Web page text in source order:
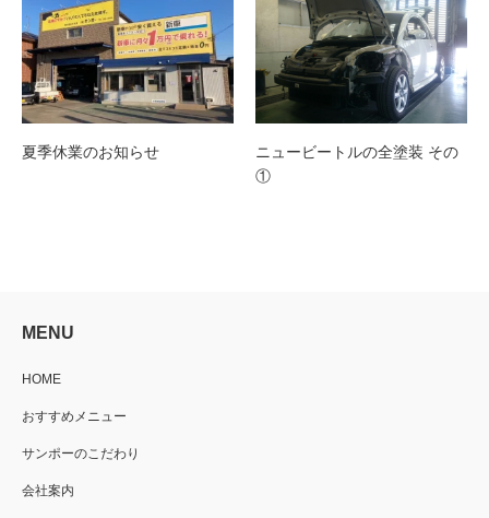
夏季休業のお知らせ
ニュービートルの全塗装 その
①
MENU
HOME
おすすめメニュー
サンポーのこだわり
会社案内